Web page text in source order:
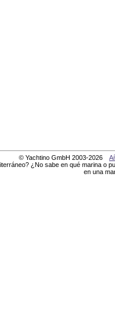
© Yachtino GmbH 2003-2026
¿No sabe en qué marina
en una